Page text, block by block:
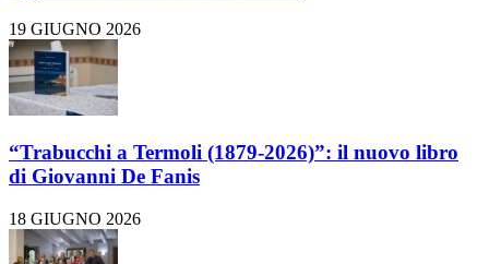
19 GIUGNO 2026
“Trabucchi a Termoli (1879-2026)”: il nuovo libro
di Giovanni De Fanis
18 GIUGNO 2026